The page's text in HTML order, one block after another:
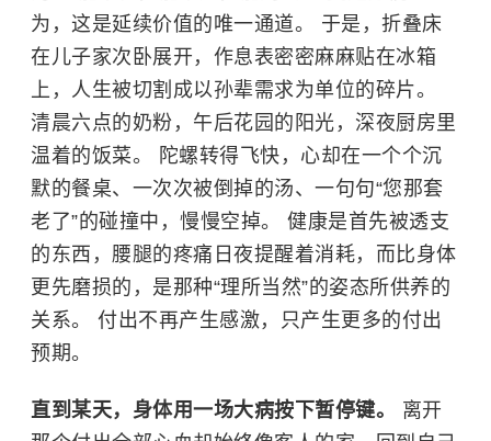
为，这是延续价值的唯一通道。 于是，折叠床
在儿子家次卧展开，作息表密密麻麻贴在冰箱
上，人生被切割成以孙辈需求为单位的碎片。
清晨六点的奶粉，午后花园的阳光，深夜厨房里
温着的饭菜。 陀螺转得飞快，心却在一个个沉
默的餐桌、一次次被倒掉的汤、一句句“您那套
老了”的碰撞中，慢慢空掉。 健康是首先被透支
的东西，腰腿的疼痛日夜提醒着消耗，而比身体
更先磨损的，是那种“理所当然”的姿态所供养的
关系。 付出不再产生感激，只产生更多的付出
预期。
直到某天，身体用一场大病按下暂停键。 离开